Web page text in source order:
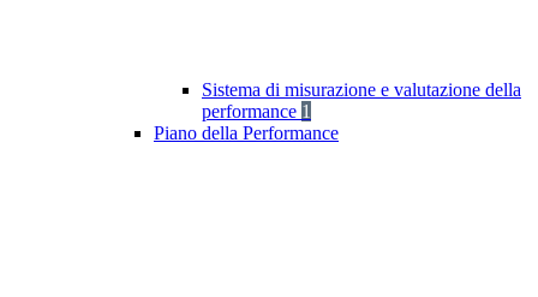
Sistema di misurazione e valutazione della
performance 1
Piano della Performance